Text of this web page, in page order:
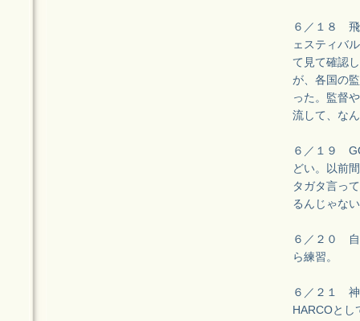
６／１８ 飛
ェスティバ
て見て確認
が、各国の
った。監督
流して、な
６／１９
どい。以前
タガタ言っ
るんじゃな
６／２０ 自
ら練習。
６／２１ 神
HARCOと